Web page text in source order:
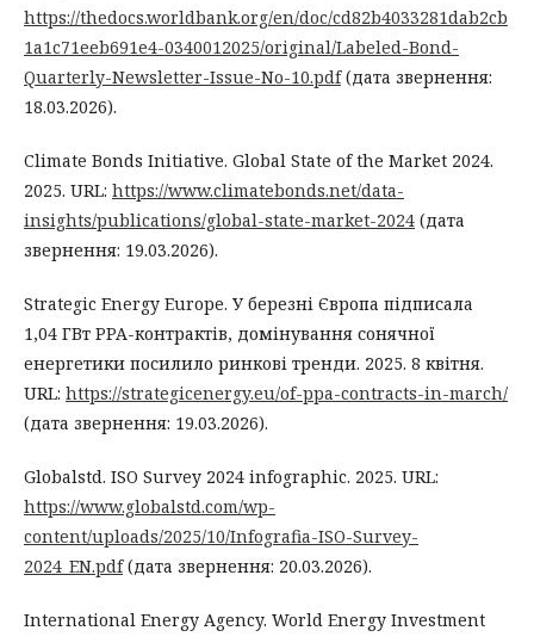
https://thedocs.worldbank.org/en/doc/cd82b4033281dab2cb
1a1c71eeb691e4-0340012025/original/Labeled-Bond-
Quarterly-Newsletter-Issue-No-10.pdf(дата звернення:
18.03.2026).
Climate Bonds Initiative. Global State of the Market 2024.
2025. URL: https://www.climatebonds.net/data-
insights/publications/global-state-market-2024 (дата
звернення: 19.03.2026).
Strategic Energy Europe. У березні Європа підписала
1,04 ГВт PPA-контрактів, домінування сонячної
енергетики посилило ринкові тренди. 2025. 8 квітня.
URL: https://strategicenergy.eu/of-ppa-contracts-in-march/
(дата звернення: 19.03.2026).
Globalstd. ISO Survey 2024 infographic. 2025. URL:
https://www.globalstd.com/wp-
content/uploads/2025/10/Infografia-ISO-Survey-
2024_EN.pdf(дата звернення: 20.03.2026).
International Energy Agency. World Energy Investment